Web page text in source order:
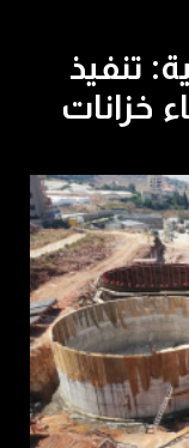
تنفيذ
خزانات